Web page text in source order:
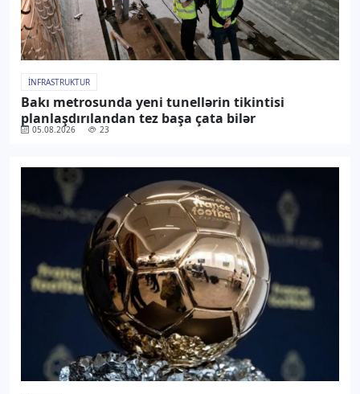
İNFRASTRUKTUR
Bakı metrosunda yeni tunellərin tikintisi
planlaşdırılandan tez başa çata bilər
05.08.2026 23